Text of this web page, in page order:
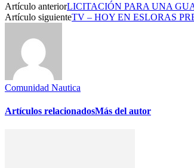
Artículo anteriorLICITACIÓN PARA UNA
Artículo siguienteTV – HOY EN ESLORAS
Comunidad Nautica
Artículos relacionadosMás del autor